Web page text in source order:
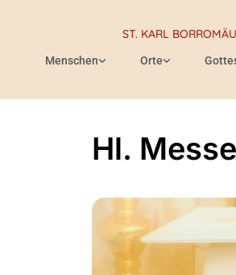
ST. KARL
Menschen Orte
Hl. Messe